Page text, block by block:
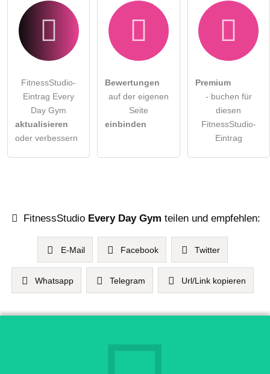
FitnessStudio-
Eintrag Every
Day Gym
aktualisieren
oder verbessern
Bewertungen
auf der eigenen
Seite
einbinden
Premium
- buchen für
diesen
FitnessStudio-
Eintrag
FitnessStudio Every Day Gym teilen und empfehlen:
E-Mail Facebook Twitter
Whatsapp Telegram Url/Link kopieren